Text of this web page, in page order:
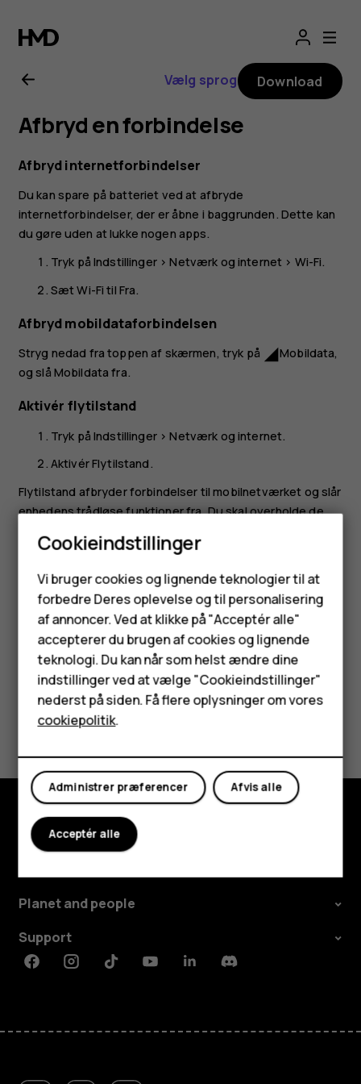
Brugervejledning
til
Nokia
2.1
Smartphones
Feature-telefoner
Tilbehør
HMD Terra M
Tablets
Min konto
Vælg sprog Download
Afbryd en forbindelse
Afbryd internetforbindelser
Du kan spare på batteriet ved at afbryde
internetforbindelser, der er åbne i baggrunden. Dette kan
du gøre uden at lukke nogen apps.
Tryk påIndstillinger>Netværk og internet > Wi-Fi.
SætWi-Fi til Fra.
Afbryd mobildataforbindelsen
Stryg nedad fra toppen af skærmen, tryk på network_cellMobildata,
og slå Mobildata fra.
Aktivér flytilstand
Tryk påIndstillinger>Netværk og internet.
AktivérFlytilstand.
Flytilstand afbryder forbindelser til mobilnetværket og slår
enhedens trådløse funktioner fra. Du skal overholde de
flyselskaber, samt alle gældende love og regler. Hvis det
f.eks. for at gå på internettet eller for at skifte til
Bluetooth-deling i flytilstand.
Synes du, dette var nyttigt?
Ja Nej
Udforsk
Planet and people
Support
FacebookInstagramTiktokYoutubeLinkedinDiscord
Cookieindstillinger
Vi bruger cookies og lignende teknologier til at
forbedre Deres oplevelse og til personalisering
af annoncer. Ved at klikke på "Acceptér alle"
accepterer du brugen af cookies og lignende
teknologi. Du kan når som helst ændre dine
indstillinger ved at vælge "Cookieindstillinger"
nederst på siden. Få flere oplysninger om vores
cookiepolitik.
Afvis alle
Administrer præferencer
Acceptér alle